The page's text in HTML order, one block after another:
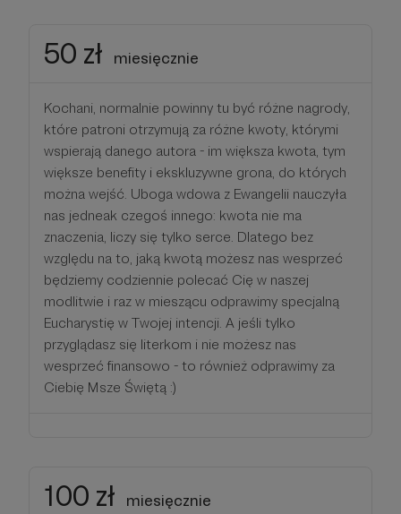
50 zł miesięcznie
Kochani, normalnie powinny tu być różne nagrody,
które patroni otrzymują za różne kwoty, którymi
wspierają danego autora - im większa kwota, tym
większe benefity i ekskluzywne grona, do których
można wejść. Uboga wdowa z Ewangelii nauczyła
nas jedneak czegoś innego: kwota nie ma
znaczenia, liczy się tylko serce. Dlatego bez
względu na to, jaką kwotą możesz nas wesprzeć
będziemy codziennie polecać Cię w naszej
modlitwie i raz w mieszącu odprawimy specjalną
Eucharystię w Twojej intencji. A jeśli tylko
przyglądasz się literkom i nie możesz nas
wesprzeć finansowo - to również odprawimy za
Ciebię Msze Świętą :)
100 zł miesięcznie